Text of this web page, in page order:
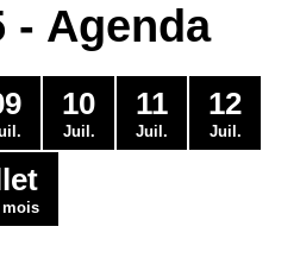
- Agenda
10
Juil.
11
Juil.
12
Juil.
mois